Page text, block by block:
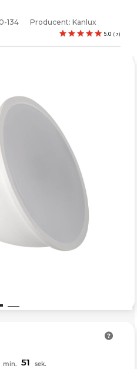
134 Producent: Kanlux
5.0 ( 7)
min. 50 sek.